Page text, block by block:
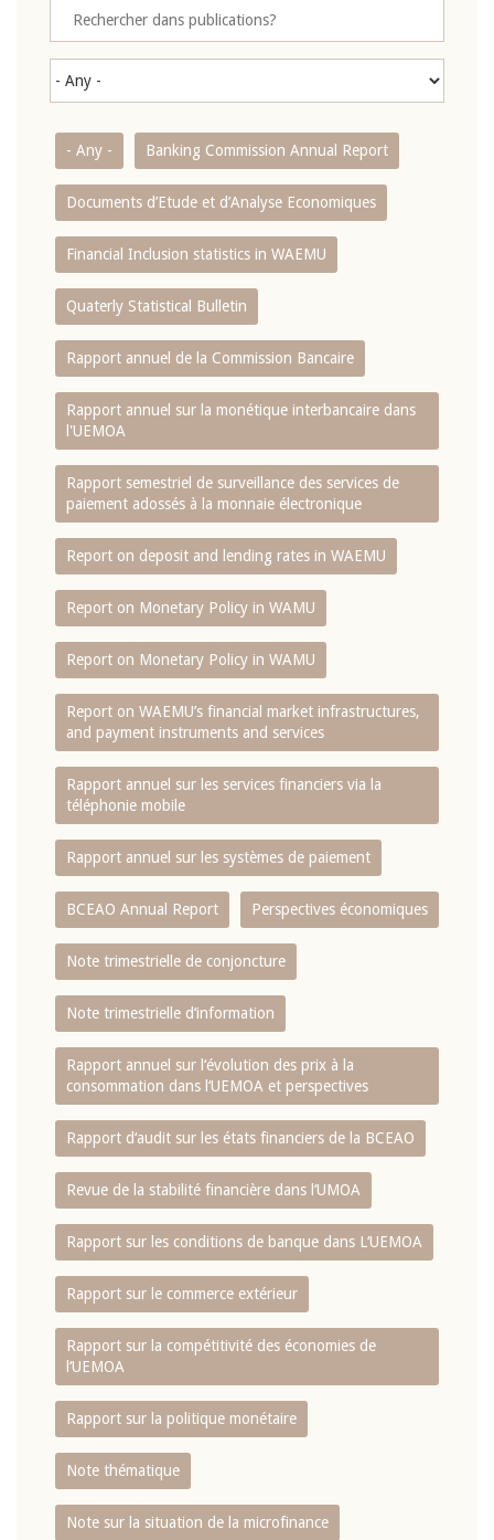
- Any - Banking Commission Annual Report
Documents d’Etude et d’Analyse Economiques
Financial Inclusion statistics in WAEMU
Quaterly Statistical Bulletin
Rapport annuel de la Commission Bancaire
Rapport annuel sur la monétique interbancaire dans
l'UEMOA
Rapport semestriel de surveillance des services de
paiement adossés à la monnaie électronique
Report on deposit and lending rates in WAEMU
Report on Monetary Policy in WAMU
Report on Monetary Policy in WAMU
Report on WAEMU’s financial market infrastructures,
and payment instruments and services
Rapport annuel sur les services financiers via la
téléphonie mobile
Rapport annuel sur les systèmes de paiement
BCEAO Annual Report Perspectives économiques
Note trimestrielle de conjoncture
Note trimestrielle d‘information
Rapport annuel sur l‘évolution des prix à la
consommation dans l‘UEMOA et perspectives
Rapport d‘audit sur les états financiers de la BCEAO
Revue de la stabilité financière dans l‘UMOA
Rapport sur les conditions de banque dans L‘UEMOA
Rapport sur le commerce extérieur
Rapport sur la compétitivité des économies de
l‘UEMOA
Rapport sur la politique monétaire
Note thématique
Note sur la situation de la microfinance